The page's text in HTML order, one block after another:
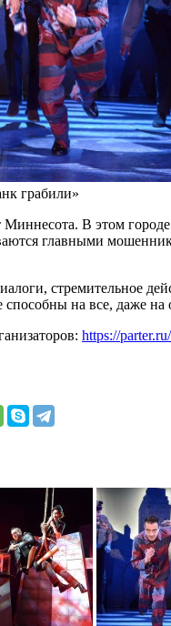
грабили»
В этом
главными
стремительное
на все, даже на
https://